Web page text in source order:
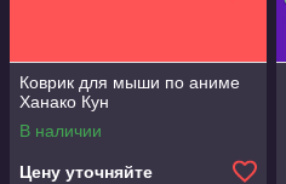
Коврик для мыши по аниме
Ханако Кун
В наличии
Цену уточняйте